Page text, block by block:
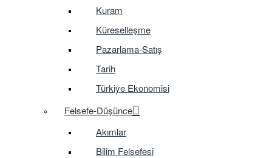
Kuram
Küreselleşme
Pazarlama-Satış
Tarih
Türkiye Ekonomisi
Felsefe-Düşünce
Akımlar
Bilim Felsefesi